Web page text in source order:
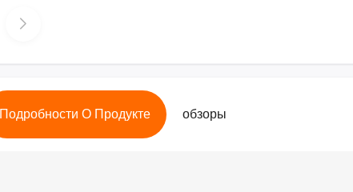
Подробности О Продукте обзоры